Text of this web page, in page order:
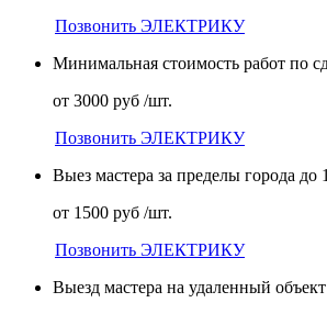
Позвонить ЭЛЕКТРИКУ
Минимальная стоимость работ по
от 3000 руб /шт.
Позвонить ЭЛЕКТРИКУ
Выез мастера за пределы города до
от 1500 руб /шт.
Позвонить ЭЛЕКТРИКУ
Выезд мастера на удаленный